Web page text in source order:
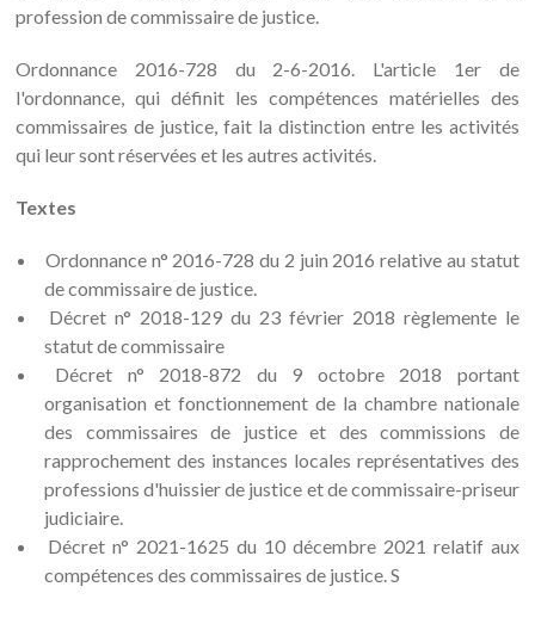
profession de commissaire de justice.
Ordonnance 2016-728 du 2-6-2016. L'article 1er de
l'ordonnance, qui définit les compétences matérielles des
commissaires de justice, fait la distinction entre les activités
qui leur sont réservées et les autres activités.
Textes
Ordonnance n° 2016-728 du 2 juin 2016 relative au statut
de commissaire de justice.
Décret n° 2018-129 du 23 février 2018 règlemente le
statut de commissaire
Décret n° 2018-872 du 9 octobre 2018 portant
organisation et fonctionnement de la chambre nationale
des commissaires de justice et des commissions de
rapprochement des instances locales représentatives des
professions d'huissier de justice et de commissaire-priseur
judiciaire.
Décret n° 2021-1625 du 10 décembre 2021 relatif aux
compétences des commissaires de justice. S